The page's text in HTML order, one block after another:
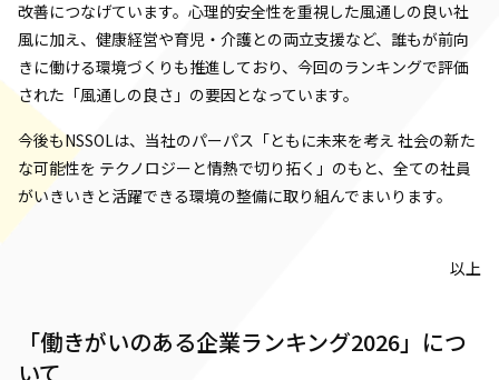
改善につなげています。心理的安全性を重視した風通しの良い社
風に加え、健康経営や育児・介護との両立支援など、誰もが前向
きに働ける環境づくりも推進しており、今回のランキングで評価
された「風通しの良さ」の要因となっています。
今後もNSSOLは、当社のパーパス「ともに未来を考え 社会の新た
な可能性を テクノロジーと情熱で切り拓く」のもと、全ての社員
がいきいきと活躍できる環境の整備に取り組んでまいります。
以上
「働きがいのある企業ランキング2026」につ
いて